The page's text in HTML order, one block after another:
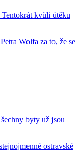
kvůli útěku
Wolfa za to, že se
byty už jsou
ostravské